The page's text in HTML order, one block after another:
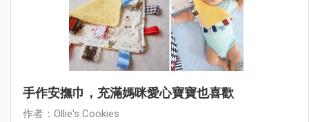
手作安撫巾，充滿媽咪愛心寶寶也喜歡
作者：Ollie's Cookies